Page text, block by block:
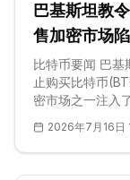
巴基斯坦教
售加密市场
比特币要闻 巴
止购买比特币
密市场之一注入
由穆夫提·塔基·
联署的宗教裁决
算的交易,称其「
2026年7月16日